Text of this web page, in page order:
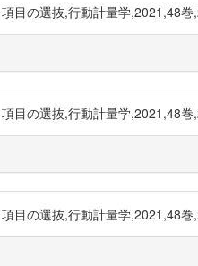
目の選抜,行動計量学,2021,48
目の選抜,行動計量学,2021,48
目の選抜,行動計量学,2021,48